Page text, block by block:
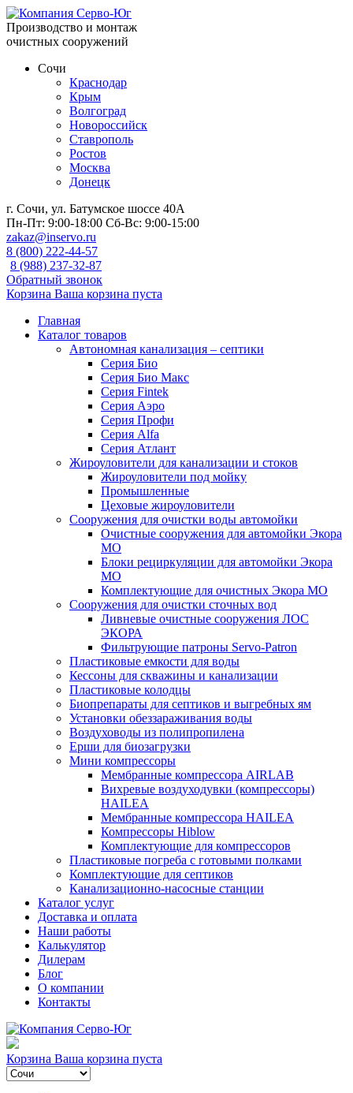
Производство и монтаж
очистных сооружений
Сочи
Краснодар
Крым
Волгоград
Новороссийск
Ставрополь
Ростов
Москва
Донецк
г. Сочи, ул. Батумское шоссе 40А
Пн-Пт: 9:00-18:00 Сб-Вс: 9:00-15:00
zakaz@inservo.ru
8 (800) 222-44-57
8 (988) 237-32-87
Обратный звонок
Корзина Ваша корзина пуста
Главная
Каталог товаров
Автономная канализация – септики
Серия Био
Серия Био Макс
Серия Fintek
Серия Аэро
Серия Профи
Серия Alfa
Серия Атлант
Жироуловители для канализации и стоков
Жироуловители под мойку
Промышленные
Цеховые жироуловители
Сооружения для очистки воды автомойки
Очистные сооружения для автомойки Экора
МО
Блоки рециркуляции для автомойки Экора
МО
Комплектующие для очистных Экора МО
Сооружения для очистки сточных вод
Ливневые очистные сооружения ЛОС
ЭКОРА
Фильтрующие патроны Servo-Patron
Пластиковые емкости для воды
Кессоны для скважины и канализации
Пластиковые колодцы
Биопрепараты для септиков и выгребных ям
Установки обеззараживания воды
Воздуховоды из полипропилена
Ерши для биозагрузки
Мини компрессоры
Мембранные компрессора AIRLAB
Вихревые воздуходувки (компрессоры)
HAILEA
Мембранные компрессора HAILEA
Компрессоры Hiblow
Комплектующие для компрессоров
Пластиковые погреба с готовыми полками
Комплектующие для септиков
Канализационно-насосные станции
Каталог услуг
Доставка и оплата
Наши работы
Калькулятор
Дилерам
Блог
О компании
Контакты
Корзина Ваша корзина пуста